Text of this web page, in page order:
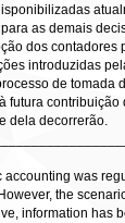
as demais
dos
introduzidas
de tomada
futura
dela decorrerão.
was
the
information has